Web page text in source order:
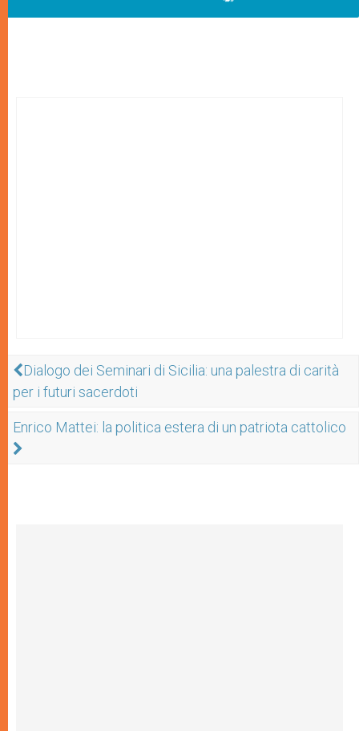
Dialogo dei Seminari di Sicilia: una palestra di carità
per i futuri sacerdoti
Enrico Mattei: la politica estera di un patriota cattolico